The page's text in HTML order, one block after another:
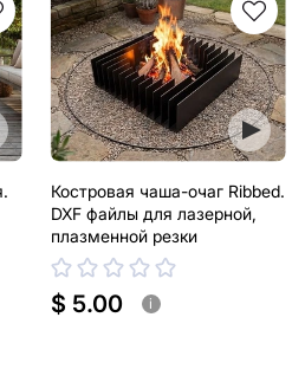
Костровая чаша-очаг Ribbed.
DXF файлы для лазерной,
плазменной резки
$ 5.00 i